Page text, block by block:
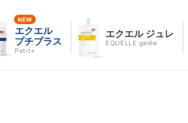
エクエル
プチプラス
Petit+
エクエル ジュレ
EQUELLE gelée